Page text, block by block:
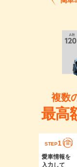
複数
最高
STEP1
愛車情報を
入力して